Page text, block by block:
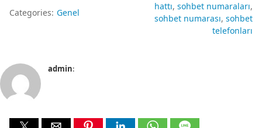
Categories: Genel
hattı sohbet numaraları
sohbet numarası sohbet
telefonları
admin: